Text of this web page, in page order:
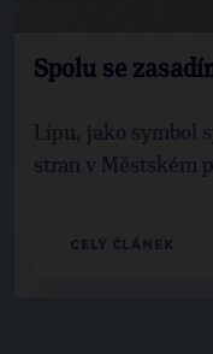
Spolu se
Lípu, jako symbol
stran v Městském
CELÝ ČLÁNEK